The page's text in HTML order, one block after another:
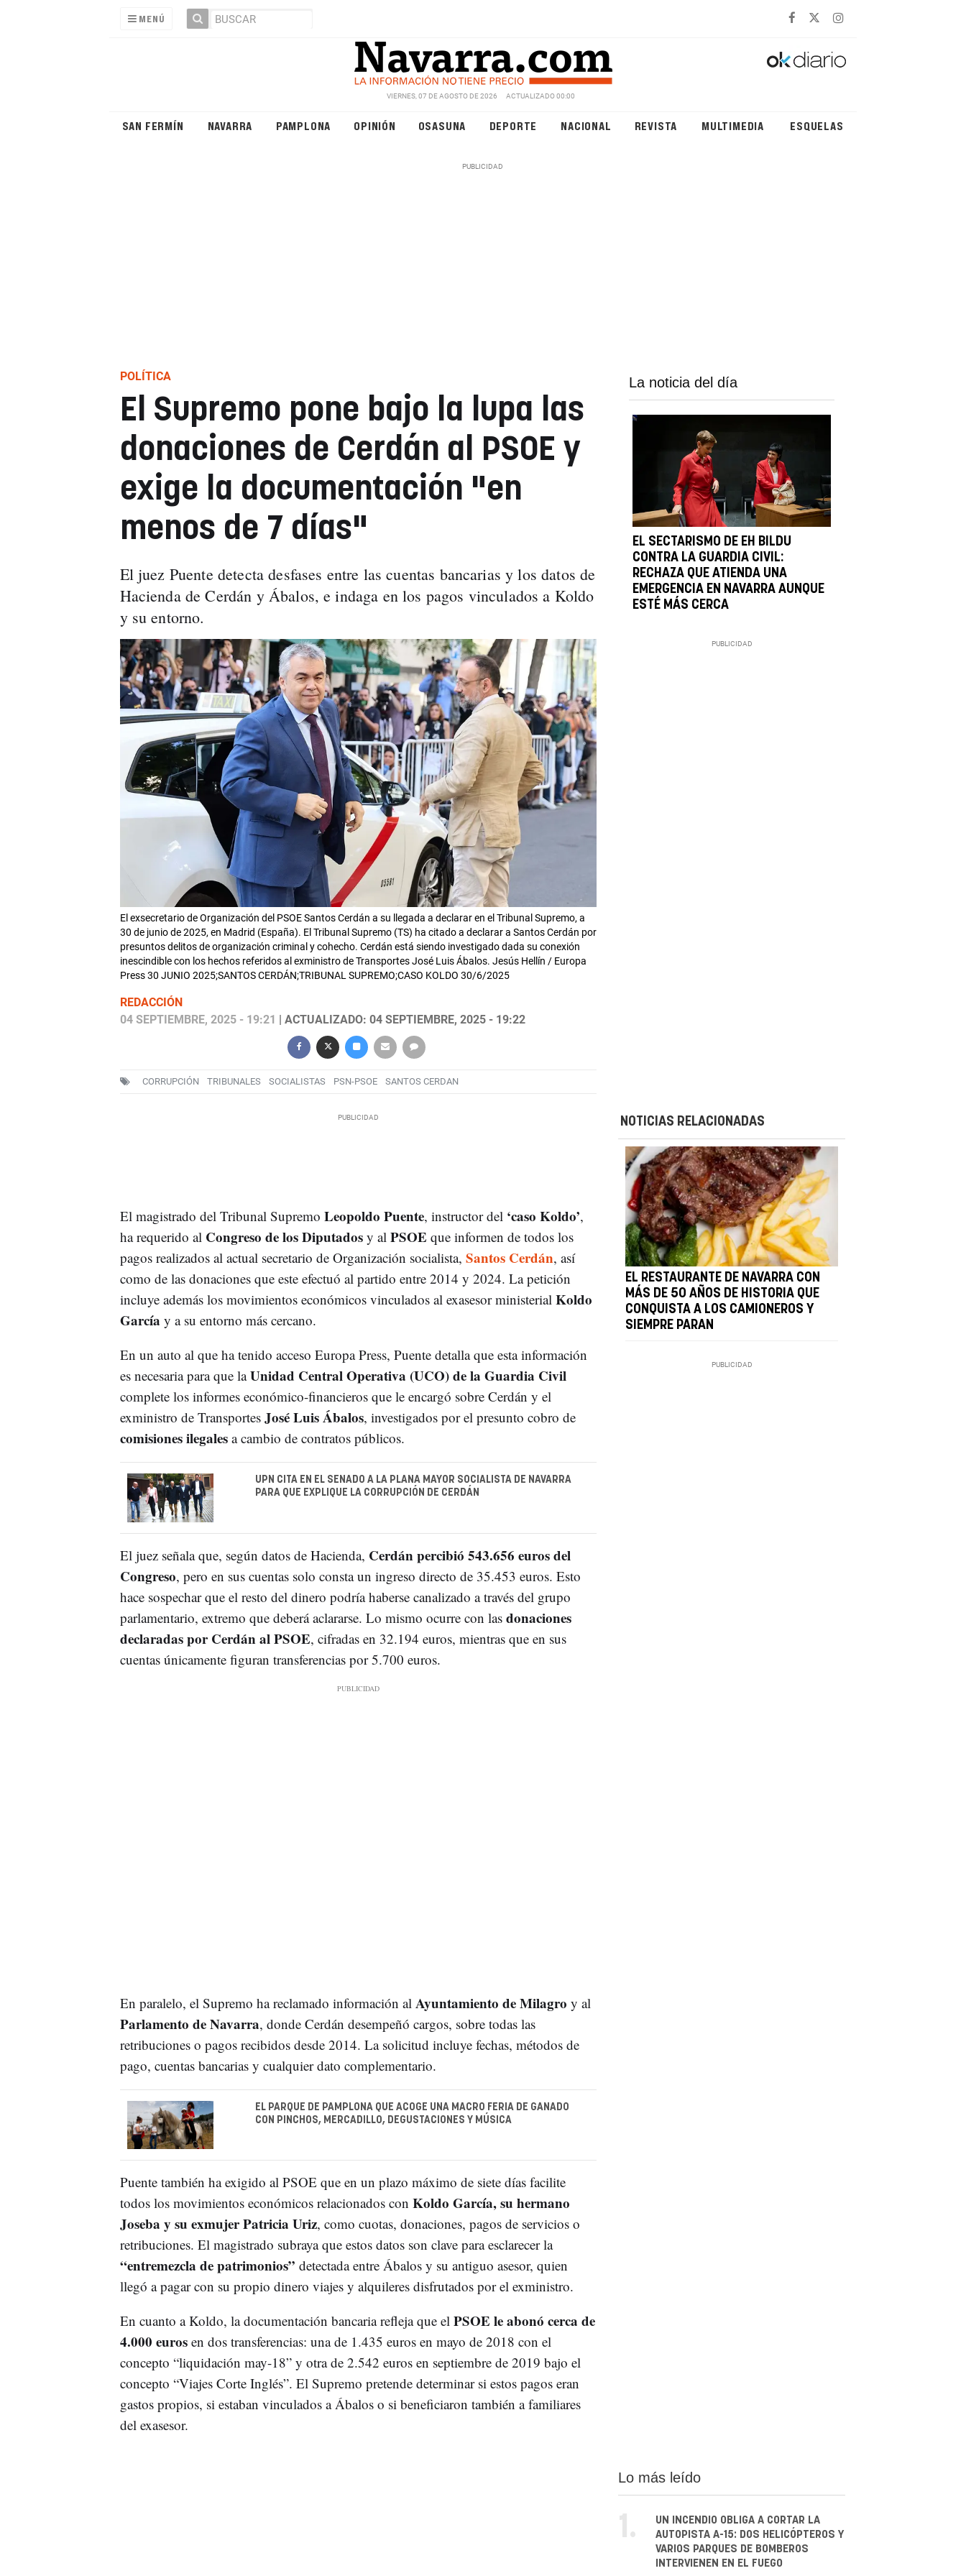
MENÚ
VIERNES, 07 DE AGOSTO DE 2026 ACTUALIZADO 00:00
SAN FERMÍN NAVARRA PAMPLONA OPINIÓN OSASUNA DEPORTE NACIONAL REVISTA MULTIMEDIA ESQUELAS
POLÍTICA
El Supremo pone bajo la lupa las
donaciones de Cerdán al PSOE y
exige la documentación "en
menos de 7 días"
El juez Puente detecta desfases entre las cuentas bancarias y los datos de
Hacienda de Cerdán y Ábalos, e indaga en los pagos vinculados a Koldo
y su entorno.
El exsecretario de Organización del PSOE Santos Cerdán a su llegada a declarar en el Tribunal Supremo, a
30 de junio de 2025, en Madrid (España). El Tribunal Supremo (TS) ha citado a declarar a Santos Cerdán por
presuntos delitos de organización criminal y cohecho. Cerdán está siendo investigado dada su conexión
inescindible con los hechos referidos al exministro de Transportes José Luis Ábalos. Jesús Hellín / Europa
Press 30 JUNIO 2025;SANTOS CERDÁN;TRIBUNAL SUPREMO;CASO KOLDO 30/6/2025
REDACCIÓN
04 SEPTIEMBRE, 2025 - 19:21 | ACTUALIZADO: 04 SEPTIEMBRE, 2025 - 19:22
CORRUPCIÓN TRIBUNALES SOCIALISTAS PSN-PSOE SANTOS CERDAN
La noticia del día
EL SECTARISMO DE EH BILDU
CONTRA LA GUARDIA CIVIL:
RECHAZA QUE ATIENDA UNA
EMERGENCIA EN NAVARRA AUNQUE
ESTÉ MÁS CERCA
El magistrado del Tribunal Supremo Leopoldo Puente, instructor del ‘caso Koldo’,
ha requerido al Congreso de los Diputadosy al PSOE que informen de todos los
pagos realizados al actual secretario de Organización socialista, Santos Cerdán, así
como de las donaciones que este efectuó al partido entre 2014 y 2024. La petición
incluye además los movimientos económicos vinculados al exasesor ministerial Koldo
García y a su entorno más cercano.
En un auto al que ha tenido acceso Europa Press, Puente detalla que esta información
es necesaria para que laUnidad Central Operativa (UCO) de la Guardia Civil
complete los informes económico-financieros que le encargó sobre Cerdán y el
exministro de Transportes José Luis Ábalos, investigados por el presunto cobro de
comisiones ilegalesa cambio de contratos públicos.
UPN CITA EN EL SENADO A LA PLANA MAYOR SOCIALISTA DE NAVARRA
PARA QUE EXPLIQUE LA CORRUPCIÓN DE CERDÁN
El juez señala que, según datos de Hacienda, Cerdán percibió 543.656 euros del
Congreso, pero en sus cuentas solo consta un ingreso directo de 35.453 euros. Esto
hace sospechar que el resto del dinero podría haberse canalizado a través del grupo
parlamentario, extremo que deberá aclararse. Lo mismo ocurre con las donaciones
declaradas por Cerdán al PSOE, cifradas en 32.194 euros, mientras que en sus
cuentas únicamente figuran transferencias por 5.700 euros.
En paralelo, el Supremo ha reclamado información al Ayuntamiento de Milagro y al
Parlamento de Navarra, donde Cerdán desempeñó cargos, sobre todas las
retribuciones o pagos recibidos desde 2014. La solicitud incluye fechas, métodos de
pago, cuentas bancarias y cualquier dato complementario.
EL PARQUE DE PAMPLONA QUE ACOGE UNA MACRO FERIA DE GANADO
CON PINCHOS, MERCADILLO, DEGUSTACIONES Y MÚSICA
Puente también ha exigido al PSOE que en un plazo máximo de siete días facilite
todos los movimientos económicos relacionados con Koldo García, su hermano
Joseba y su exmujer Patricia Uriz, como cuotas, donaciones, pagos de servicios o
retribuciones. El magistrado subraya que estos datos son clave para esclarecer la
“entremezcla de patrimonios” detectada entre Ábalos y su antiguo asesor, quien
llegó a pagar con su propio dinero viajes y alquileres disfrutados por el exministro.
En cuanto a Koldo, la documentación bancaria refleja que el PSOE le abonó cerca de
4.000 eurosen dos transferencias: una de 1.435 euros en mayo de 2018 con el
concepto “liquidación may-18” y otra de 2.542 euros en septiembre de 2019 bajo el
concepto “Viajes Corte Inglés”. El Supremo pretende determinar si estos pagos eran
gastos propios, si estaban vinculados a Ábalos o si beneficiaron también a familiares
del exasesor.
NOTICIAS RELACIONADAS
EL RESTAURANTE DE NAVARRA CON
MÁS DE 50 AÑOS DE HISTORIA QUE
CONQUISTA A LOS CAMIONEROS Y
SIEMPRE PARAN
Lo más leído
1.
UN INCENDIO OBLIGA A CORTAR LA
AUTOPISTA A-15: DOS HELICÓPTEROS Y
VARIOS PARQUES DE BOMBEROS
INTERVIENEN EN EL FUEGO